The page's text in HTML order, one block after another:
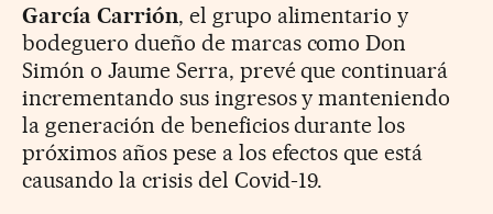
García Carrión, el grupo alimentario y
bodeguero dueño de marcas como Don
Simón o Jaume Serra, prevé que continuará
incrementando sus ingresos y manteniendo
la generación de beneficios durante los
próximos años pese a los efectos que está
causando la crisis del Covid-19.